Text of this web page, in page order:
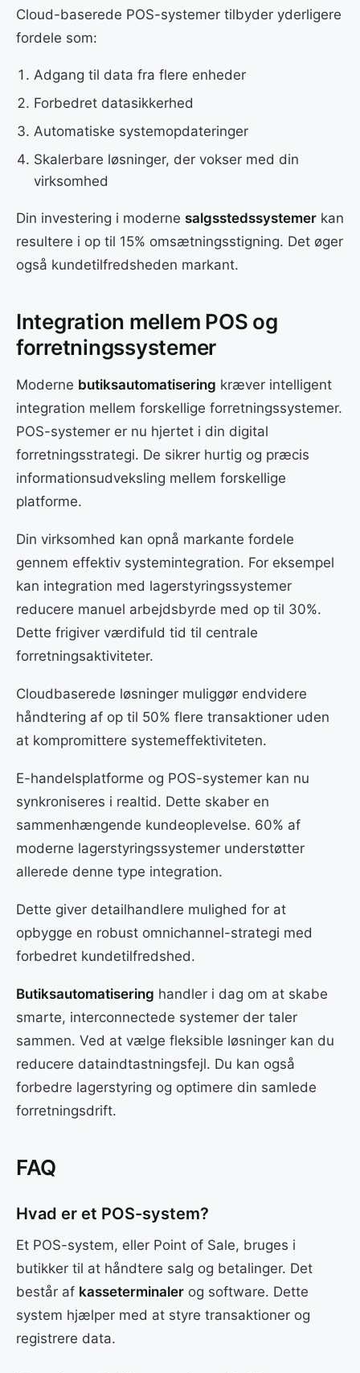
Cloud-baserede POS-systemer tilbyder yderligere
fordele som:
Adgang til data fra flere enheder
Forbedret datasikkerhed
Automatiske systemopdateringer
Skalerbare løsninger, der vokser med din
virksomhed
Din investering i moderne salgsstedssystemer kan
resultere i op til 15% omsætningsstigning. Det øger
også kundetilfredsheden markant.
Integration mellem POS og
forretningssystemer
Moderne butiksautomatisering kræver intelligent
integration mellem forskellige forretningssystemer.
POS-systemer er nu hjertet i din digital
forretningsstrategi. De sikrer hurtig og præcis
informationsudveksling mellem forskellige
platforme.
Din virksomhed kan opnå markante fordele
gennem effektiv systemintegration. For eksempel
kan integration med lagerstyringssystemer
reducere manuel arbejdsbyrde med op til 30%.
Dette frigiver værdifuld tid til centrale
forretningsaktiviteter.
Cloudbaserede løsninger muliggør endvidere
håndtering af op til 50% flere transaktioner uden
at kompromittere systemeffektiviteten.
E-handelsplatforme og POS-systemer kan nu
synkroniseres i realtid. Dette skaber en
sammenhængende kundeoplevelse. 60% af
moderne lagerstyringssystemer understøtter
allerede denne type integration.
Dette giver detailhandlere mulighed for at
opbygge en robust omnichannel-strategi med
forbedret kundetilfredshed.
Butiksautomatisering handler i dag om at skabe
smarte, interconnectede systemer der taler
sammen. Ved at vælge fleksible løsninger kan du
reducere dataindtastningsfejl. Du kan også
forbedre lagerstyring og optimere din samlede
forretningsdrift.
FAQ
Hvad er et POS-system?
Et POS-system, eller Point of Sale, bruges i
butikker til at håndtere salg og betalinger. Det
består af kasseterminaler og software. Dette
system hjælper med at styre transaktioner og
registrere data.